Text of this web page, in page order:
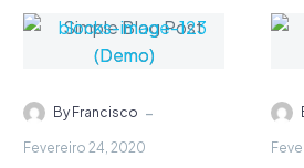
By Francisco -
Fevereiro 24, 2020